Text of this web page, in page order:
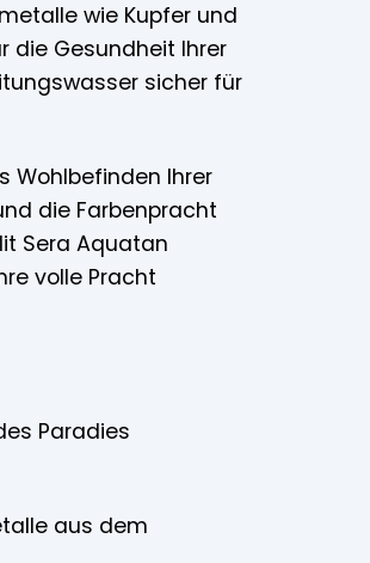
wie Kupfer und
die Gesundheit Ihrer
sicher für
Wohlbefinden Ihrer
die Farbenpracht
Sera Aquatan
volle Pracht
Paradies
aus dem